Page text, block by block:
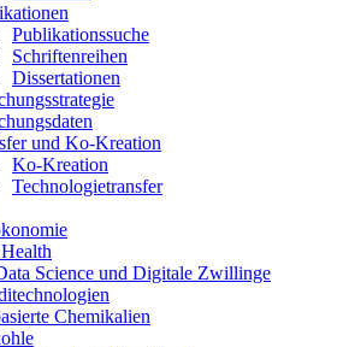
Publikationssuche
Schriftenreihen
Dissertationen
und Ko-Kreation
Ko-Kreation
Technologietransfer
Science und Digitale Zwillinge
Chemikalien